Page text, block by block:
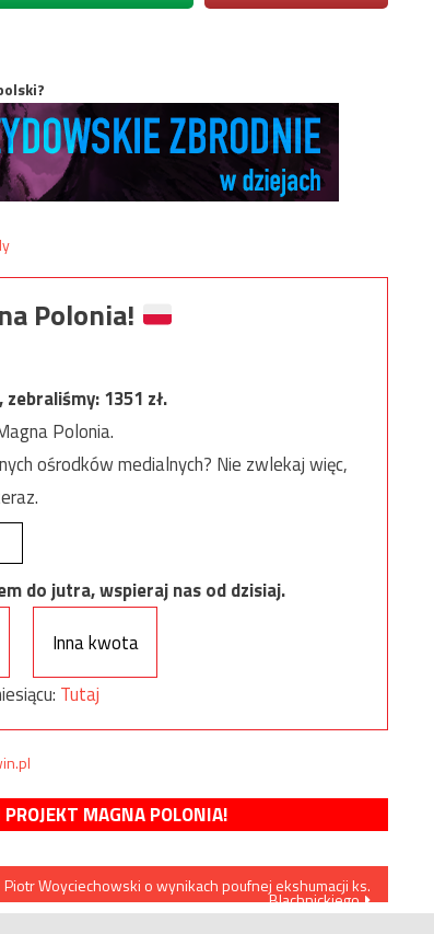
Polonia!
zebraliśmy:1351 zł.
Polonia.
ośrodków medialnych? Nie zwlekaj więc,
do jutra, wspieraj nas od dzisiaj.
Inna kwota
Tutaj
MAGNA POLONIA!
Piotr Woyciechowski o wynikach poufnej ekshumacji ks.
Blachnickiego